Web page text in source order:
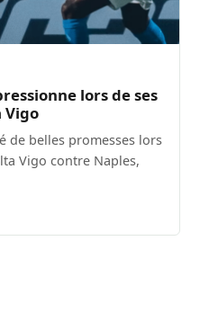
lors de ses
Vigo
de belles promesses lors
Vigo contre Naples,